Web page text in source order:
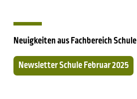
Neuigkeiten aus Fachbereich Schule
Newsletter Schule Februar 2025